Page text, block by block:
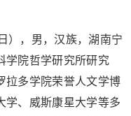
），男，汉族，湖南宁
学院哲学研究所研究
拉多学院荣誉人文学博
学、威斯康星大学等多